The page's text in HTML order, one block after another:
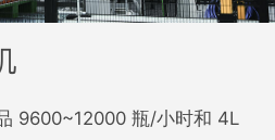
9600~12000 瓶/小时和 4L